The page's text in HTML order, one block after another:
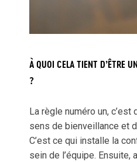
À QUOI CELA TIENT D’ÊTRE
?
La règle numéro un, c’est
sens de bienveillance et
C’est ce qui installe la
sein de l’équipe. Ensuite,